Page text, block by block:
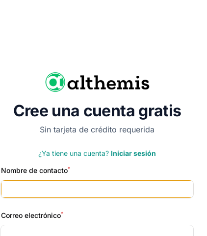
Cree una cuenta gratis
Sin tarjeta de crédito requerida
¿Ya tiene una cuenta? Iniciar sesión
Nombre de contacto*
Correo electrónico*